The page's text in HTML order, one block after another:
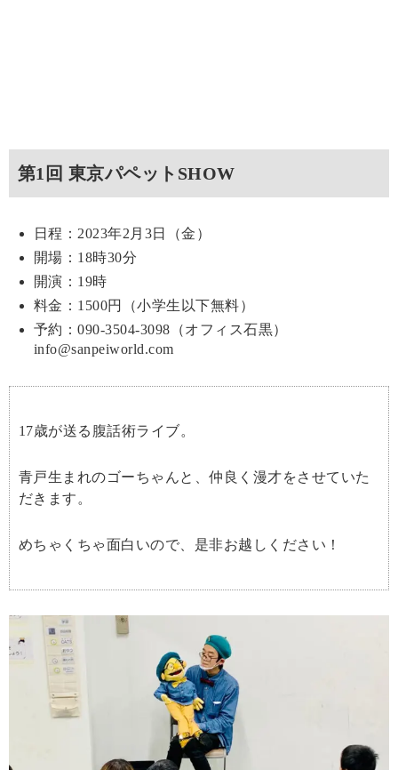
第1回 東京パペットSHOW
日程：2023年2月3日（金）
開場：18時30分
開演：19時
料金：1500円（小学生以下無料）
予約：090-3504-3098（オフィス石黒）
info@sanpeiworld.com
17歳が送る腹話術ライブ。
青戸生まれのゴーちゃんと、仲良く漫才をさせていた
だきます。
めちゃくちゃ面白いので、是非お越しください！